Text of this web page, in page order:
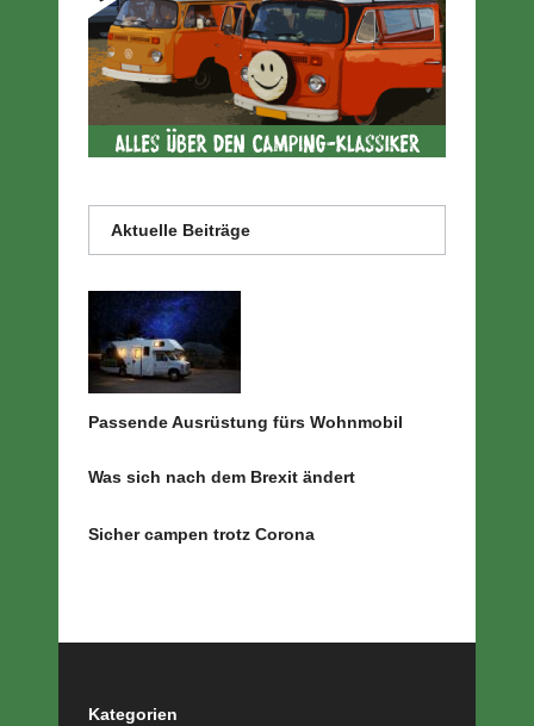
Aktuelle Beiträge
Passende Ausrüstung fürs Wohnmobil
Was sich nach dem Brexit ändert
Sicher campen trotz Corona
Kategorien